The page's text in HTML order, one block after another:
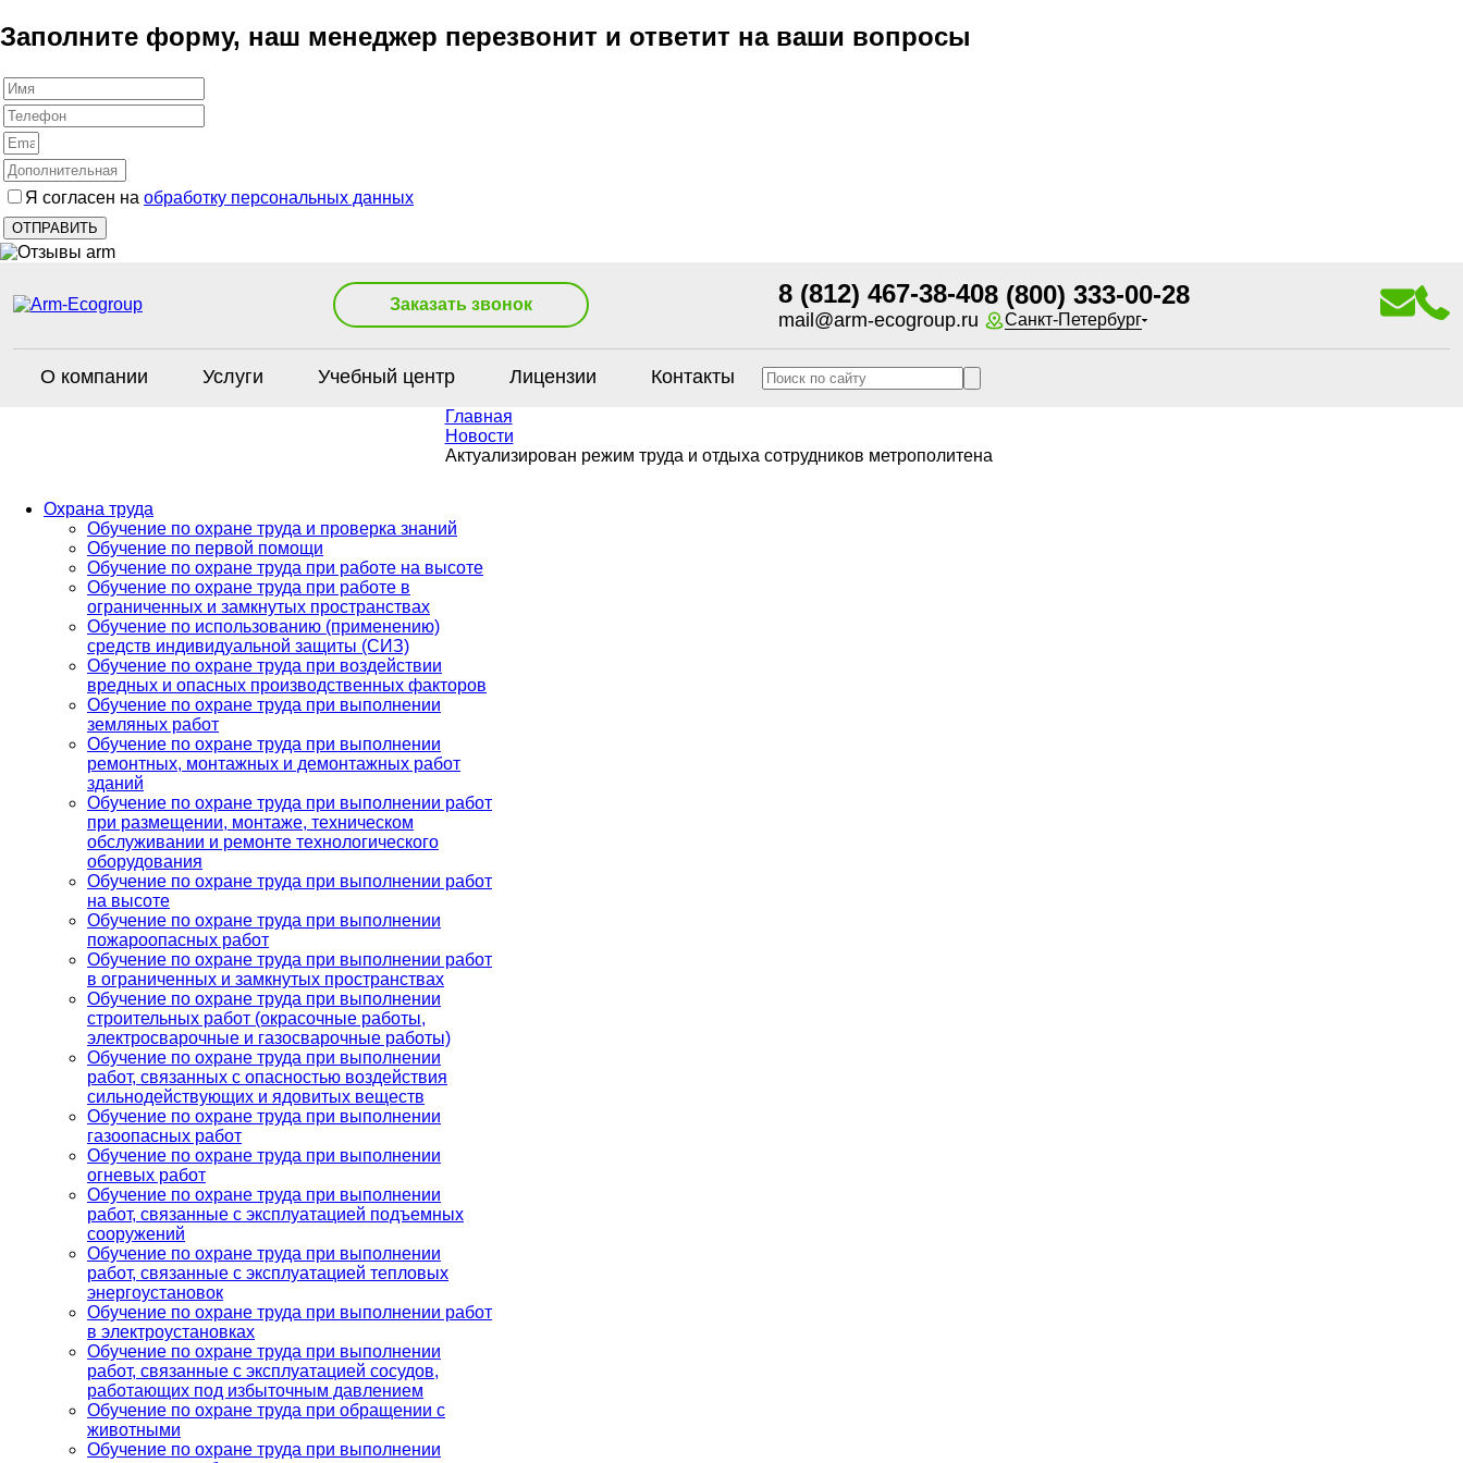
Заполните форму, наш менеджер перезвонит и ответит на ваши вопросы
Я согласен на обработку персональных данных
Заказать звонок 8 (812) 467-38-40
mail@arm-ecogroup.ru
8 (800) 333-00-28
Санкт-Петербург
О компании Услуги Учебный центр Лицензии Контакты
Главная
Новости
Актуализирован режим труда и отдыха сотрудников метрополитена
Охрана труда
Обучение по охране труда и проверка знаний
Обучение по первой помощи
Обучение по охране труда при работе на высоте
Обучение по охране труда при работе в
ограниченных и замкнутых пространствах
Обучение по использованию (применению)
средств индивидуальной защиты (СИЗ)
Обучение по охране труда при воздействии
вредных и опасных производственных факторов
Обучение по охране труда при выполнении
земляных работ
Обучение по охране труда при выполнении
ремонтных, монтажных и демонтажных работ
зданий
Обучение по охране труда при выполнении работ
при размещении, монтаже, техническом
обслуживании и ремонте технологического
оборудования
Обучение по охране труда при выполнении работ
на высоте
Обучение по охране труда при выполнении
пожароопасных работ
Обучение по охране труда при выполнении работ
в ограниченных и замкнутых пространствах
Обучение по охране труда при выполнении
строительных работ (окрасочные работы,
электросварочные и газосварочные работы)
Обучение по охране труда при выполнении
работ, связанных с опасностью воздействия
сильнодействующих и ядовитых веществ
Обучение по охране труда при выполнении
газоопасных работ
Обучение по охране труда при выполнении
огневых работ
Обучение по охране труда при выполнении
работ, связанные с эксплуатацией подъемных
сооружений
Обучение по охране труда при выполнении
работ, связанные с эксплуатацией тепловых
энергоустановок
Обучение по охране труда при выполнении работ
в электроустановках
Обучение по охране труда при выполнении
работ, связанные с эксплуатацией сосудов,
работающих под избыточным давлением
Обучение по охране труда при обращении с
животными
Обучение по охране труда при выполнении